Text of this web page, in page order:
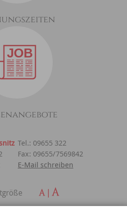
Tel.: 09655 322
Fax: 09655/7569842
E-Mail schreiben